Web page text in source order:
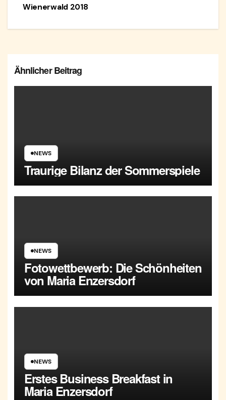
Wienerwald 2018
Ähnlicher Beitrag
NEWS
Traurige Bilanz der Sommerspiele
NEWS
Fotowettbewerb: Die Schönheiten
von Maria Enzersdorf
NEWS
Erstes Business Breakfast in
Maria Enzersdorf